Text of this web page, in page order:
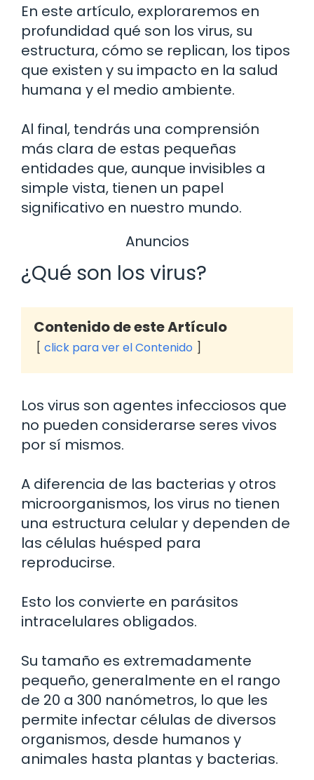
En este artículo, exploraremos en
profundidad qué son los virus, su
estructura, cómo se replican, los tipos
que existen y su impacto en la salud
humana y el medio ambiente.
Al final, tendrás una comprensión
más clara de estas pequeñas
entidades que, aunque invisibles a
simple vista, tienen un papel
significativo en nuestro mundo.
Anuncios
¿Qué son los virus?
Contenido de este Artículo
click para ver el Contenido
Los virus son agentes infecciosos que
no pueden considerarse seres vivos
por sí mismos.
A diferencia de las bacterias y otros
microorganismos, los virus no tienen
una estructura celular y dependen de
las células huésped para
reproducirse.
Esto los convierte en parásitos
intracelulares obligados.
Su tamaño es extremadamente
pequeño, generalmente en el rango
de 20 a 300 nanómetros, lo que les
permite infectar células de diversos
organismos, desde humanos y
animales hasta plantas y bacterias.